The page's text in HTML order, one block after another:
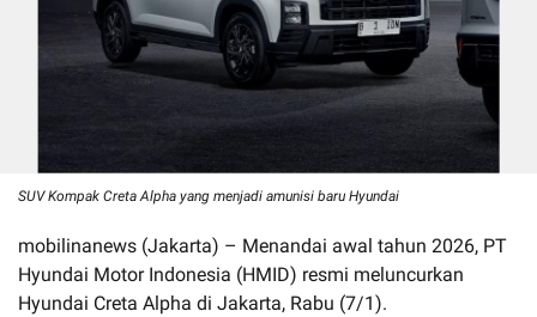
SUV Kompak Creta Alpha yang menjadi amunisi baru Hyundai
mobilinanews (Jakarta) – Menandai awal tahun 2026, PT
Hyundai Motor Indonesia (HMID) resmi meluncurkan
Hyundai Creta Alpha di Jakarta, Rabu (7/1).